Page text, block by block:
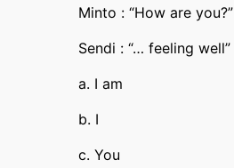
Minto : “How are you?”
Sendi : “… feeling well”
a. I am
b. I
c. You